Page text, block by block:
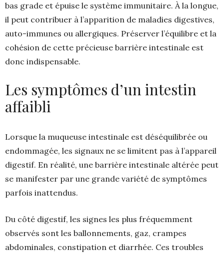
bas grade et épuise le système immunitaire. À la longue,
il peut contribuer à l’apparition de maladies digestives,
auto-immunes ou allergiques. Préserver l’équilibre et la
cohésion de cette précieuse barrière intestinale est
donc indispensable.
Les symptômes d’un intestin
affaibli
Lorsque la muqueuse intestinale est déséquilibrée ou
endommagée, les signaux ne se limitent pas à l’appareil
digestif. En réalité, une barrière intestinale altérée peut
se manifester par une grande variété de symptômes
parfois inattendus.
Du côté digestif, les signes les plus fréquemment
observés sont les ballonnements, gaz, crampes
abdominales, constipation et diarrhée. Ces troubles